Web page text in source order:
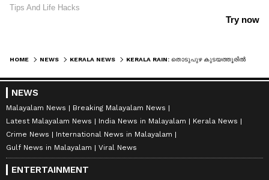
HOME NEWS KERALA NEWS
NEWS
Malayalam News
Breaking Malayalam News
Latest Malayalam News
India News in Malayalam
Kerala News
Crime News
International News in Malayalam
Gulf News in Malayalam
Viral News
ENTERTAINMENT